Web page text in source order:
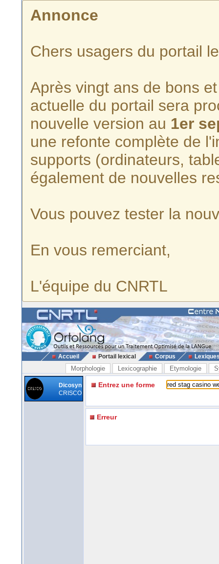
Annonce
Chers usagers du portail
Après vingt ans de bons
actuelle du portail sera
nouvelle version au 1er
une refonte complète de
supports (ordinateurs,
également de nouvelles
Vous pouvez tester la
En vous remerciant,
L'équipe du CNRTL
Accueil Portail lexical Corpus
Morphologie Lexicographie Etymologie
Dicosyn
CRISCO
Entrez une forme
Erreur